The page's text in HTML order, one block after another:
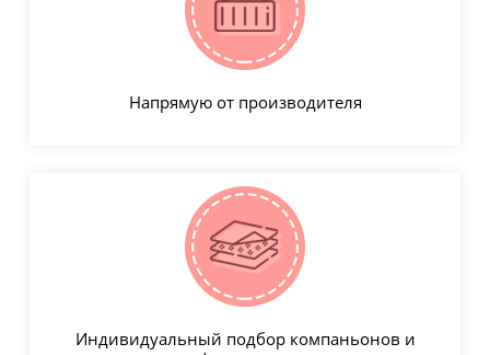
Напрямую от производителя
Индивидуальный подбор компаньонов и